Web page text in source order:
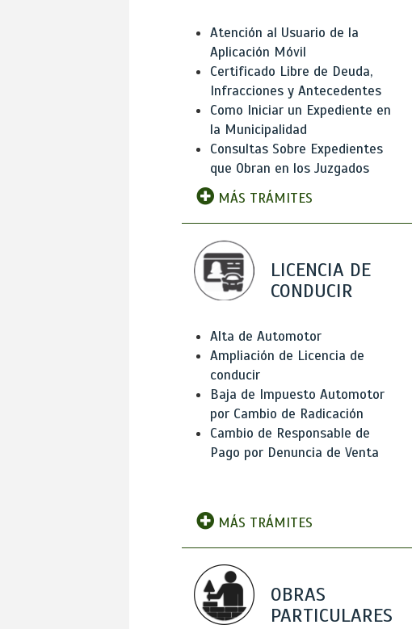
Atención al Usuario de la
Aplicación Móvil
Certificado Libre de Deuda,
Infracciones y Antecedentes
Como Iniciar un Expediente en
la Municipalidad
Consultas Sobre Expedientes
que Obran en los Juzgados
MÁS TRÁMITES
LICENCIA DE
CONDUCIR
Alta de Automotor
Ampliación de Licencia de
conducir
Baja de Impuesto Automotor
por Cambio de Radicación
Cambio de Responsable de
Pago por Denuncia de Venta
MÁS TRÁMITES
OBRAS
PARTICULARES